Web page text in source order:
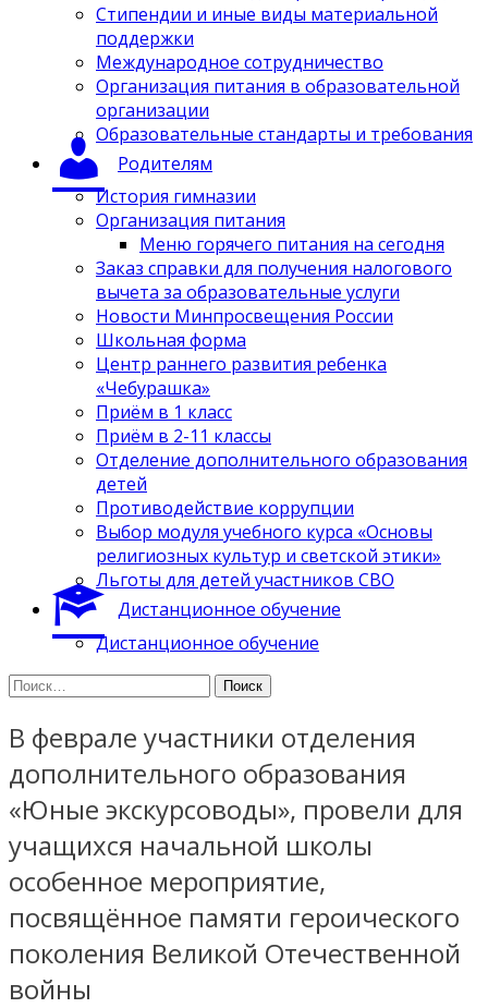
Стипендии и иные виды материальной
поддержки
Международное сотрудничество
Организация питания в образовательной
организации
Образовательные стандарты и требования
Родителям
История гимназии
Организация питания
Меню горячего питания на сегодня
Заказ справки для получения налогового
вычета за образовательные услуги
Новости Минпросвещения России
Школьная форма
Центр раннего развития ребенка
«Чебурашка»
Приём в 1 класс
Приём в 2-11 классы
Отделение дополнительного образования
детей
Противодействие коррупции
Выбор модуля учебного курса «Основы
религиозных культур и светской этики»
Льготы для детей участников СВО
Дистанционное обучение
Дистанционное обучение
Найти:
В феврале участники отделения
дополнительного образования
«Юные экскурсоводы», провели для
учащихся начальной школы
особенное мероприятие,
посвящённое памяти героического
поколения Великой Отечественной
войны